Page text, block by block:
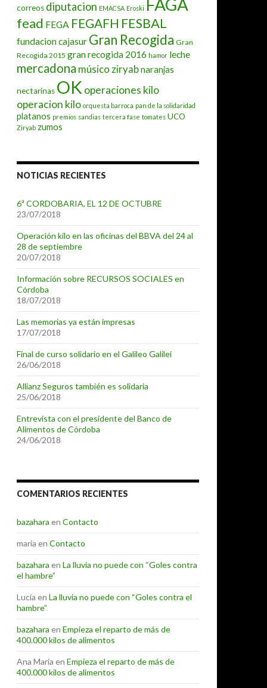
correos diputacion EMACSA Eroski FAGA
fead FEGA FEGAFH FESBAL
fundacion cajasur Gran Recogida Gran
Recogida 2015 gran recogida 2016 hamor leche
mercadona músico ziryabnaranjas
nectarinas OK operaciones kilo
operacion kilo orquesta barroca pan de la solidaridad
platanos premios sandias tercera fase tomates UCO
Ziryab zumos
NOTICIAS RECIENTES
6ª CORDOBARIA, EL 12 DE OCTUBRE
23/07/2018
Operación kilo en las oficinas del BBVA del 24 al
28 de septiembre
20/07/2018
Información sobre RECURSOS SOCIALES en
Córdoba
18/07/2018
Las memorias ya están impresas
17/07/2018
Final de curso solidario en el Galileo Galilei
26/06/2018
Allianz Seguros también es solidaria
25/06/2018
Entrevista con el presidente del Banco de
Alimentos de Córdoba
24/06/2018
COMENTARIOS RECIENTES
bazahara en Contacto
maria en Contacto
bazahara en La lluvia no puede con “Goles contra
el hambre”
Lucía en La lluvia no puede con “Goles contra el
hambre”
bazahara en Empieza el reparto de más de
400.000 kilos de alimentos
Ana Maria en Empieza el reparto de más de
400.000 kilos de alimentos